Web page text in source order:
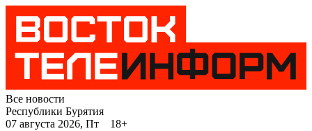
Все новости
Республики Бурятия
07 августа 2026, Пт 18+